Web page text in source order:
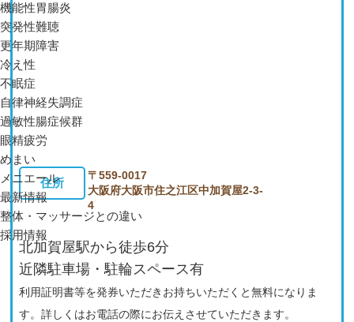
機能性胃腸炎
突発性難聴
更年期障害
冷え性
不眠症
自律神経失調症
過敏性腸症候群
眼精疲労
めまい
メニエール
最新情報
整体・マッサージとの違い
採用情報
住所
〒559-0017
大阪府大阪市住之江区中加賀屋2-3-
4
北加賀屋駅から徒歩6分
近隣駐車場・駐輪スペース有
利用証明書等を発券いただきお持ちいただくと無料になりま
す。詳しくはお電話の際にお伝えさせていただきます。